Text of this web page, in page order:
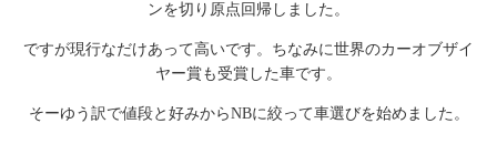
ンを切り原点回帰しました。
ですが現行なだけあって高いです。ちなみに世界のカーオブザイ
ヤー賞も受賞した車です。
そーゆう訳で値段と好みからNBに絞って車選びを始めました。